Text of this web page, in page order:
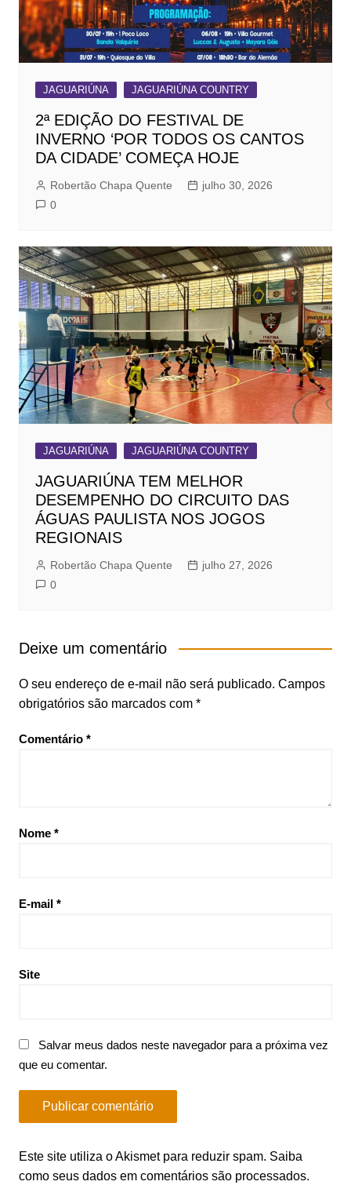
JAGUARIÚNA JAGUARIÚNA COUNTRY
2ª EDIÇÃO DO FESTIVAL DE
INVERNO ‘POR TODOS OS CANTOS
DA CIDADE’ COMEÇA HOJE
Robertão Chapa Quente
julho 30, 2026
0
JAGUARIÚNA JAGUARIÚNA COUNTRY
JAGUARIÚNA TEM MELHOR
DESEMPENHO DO CIRCUITO DAS
ÁGUAS PAULISTA NOS JOGOS
REGIONAIS
Robertão Chapa Quente
julho 27, 2026
0
Deixe um comentário
O seu endereço de e-mail não será publicado. Campos
obrigatórios são marcados com *
Comentário *
Nome *
E-mail *
Site
Salvar meus dados neste navegador para a próxima vez
que eu comentar.
Este site utiliza o Akismet para reduzir spam. Saiba
como seus dados em comentários são processados.